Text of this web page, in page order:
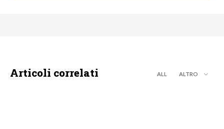
Articoli correlati ALL ALTRO